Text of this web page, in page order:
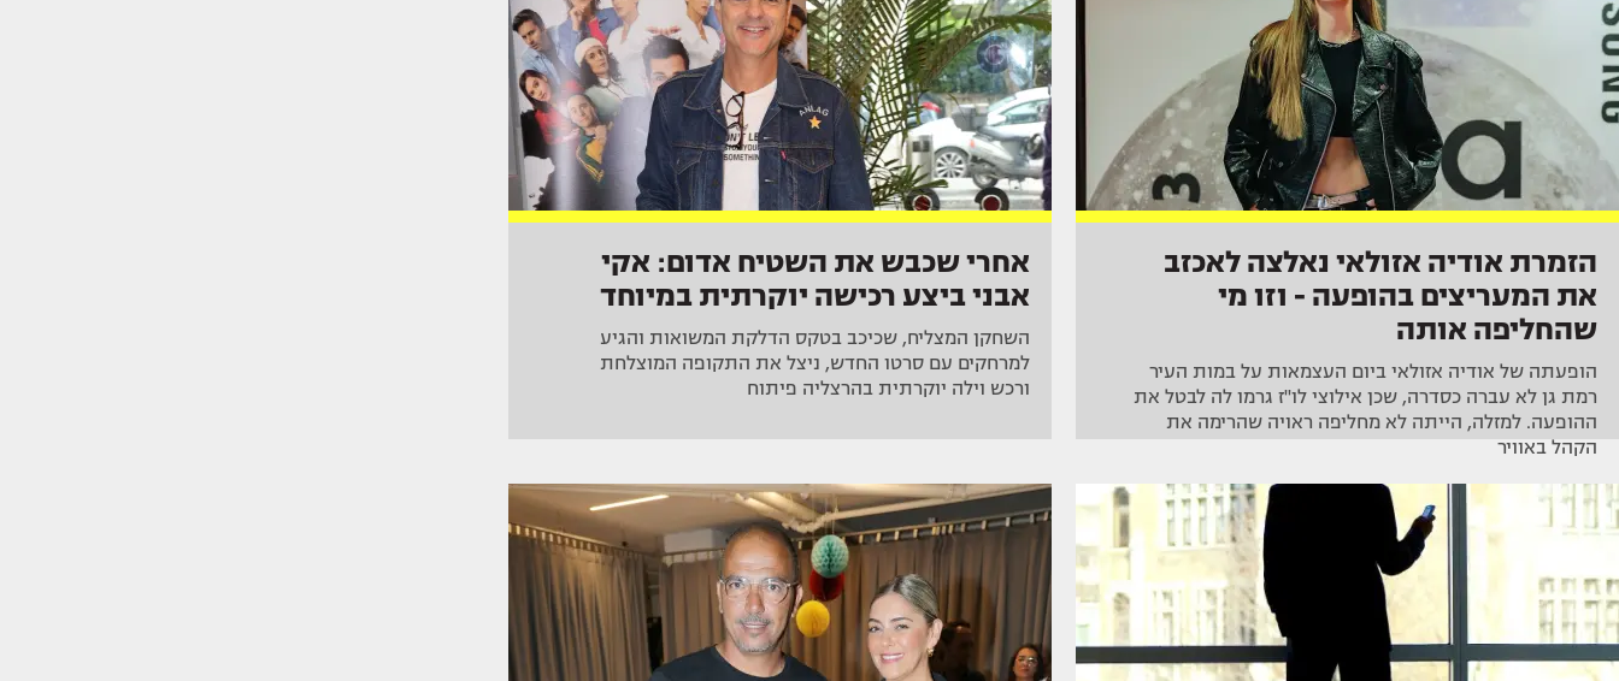
הזמרת אודיה אזולאי נאלצה לאכזב
את המעריצים בהופעה - וזו מי
שהחליפה אותה
הופעתה של אודיה אזולאי ביום העצמאות על במות העיר
רמת גן לא עברה כסדרה, שכן אילוצי לו"ז גרמו לה לבטל את
ההופעה. למזלה, הייתה לא מחליפה ראויה שהרימה את
הקהל באוויר
אחרי שכבש את השטיח אדום: אקי
אבני ביצע רכישה יוקרתית במיוחד
השחקן המצליח, שכיכב בטקס הדלקת המשואות והגיע
למרחקים עם סרטו החדש, ניצל את התקופה המוצלחת
ורכש וילה יוקרתית בהרצליה פיתוח